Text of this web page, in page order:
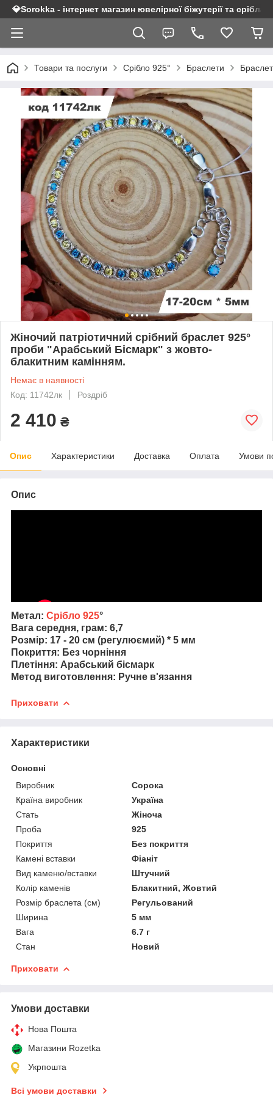
💎Sorokka - інтернет магазин ювелірної біжутерії та срібла
Товари та послуги Срібло 925° Браслети
Жіночий патріотичний срібний браслет 925°
проби "Арабський Бісмарк" з жовто-
блакитним камінням.
Немає в наявності
Код: 11742лк
Роздріб
2 410 ₴
Опис Характеристики Доставка Оплата Умови
Опис
Метал: Срібло 925°
Вага середня, грам: 6,7
Розмір: 17 - 20 см (регулюємий) * 5 мм
Покриття: Без чорніння
Плетіння: Арабський бісмарк
Метод виготовлення: Ручне в'язання
Приховати
Характеристики
Основні
Виробник
Сорока
Країна виробник
Україна
Стать
Жіноча
Проба
925
Покриття
Без покриття
Камені вставки
Фіаніт
Вид каменю/вставки
Штучний
Колір каменів
Блакитний, Жовтий
Розмір браслета (см)
Регульований
Ширина
5 мм
Вага
6.7 г
Стан
Новий
Приховати
Умови доставки
Нова Пошта
Магазини Rozetka
Укрпошта
Всі умови доставки